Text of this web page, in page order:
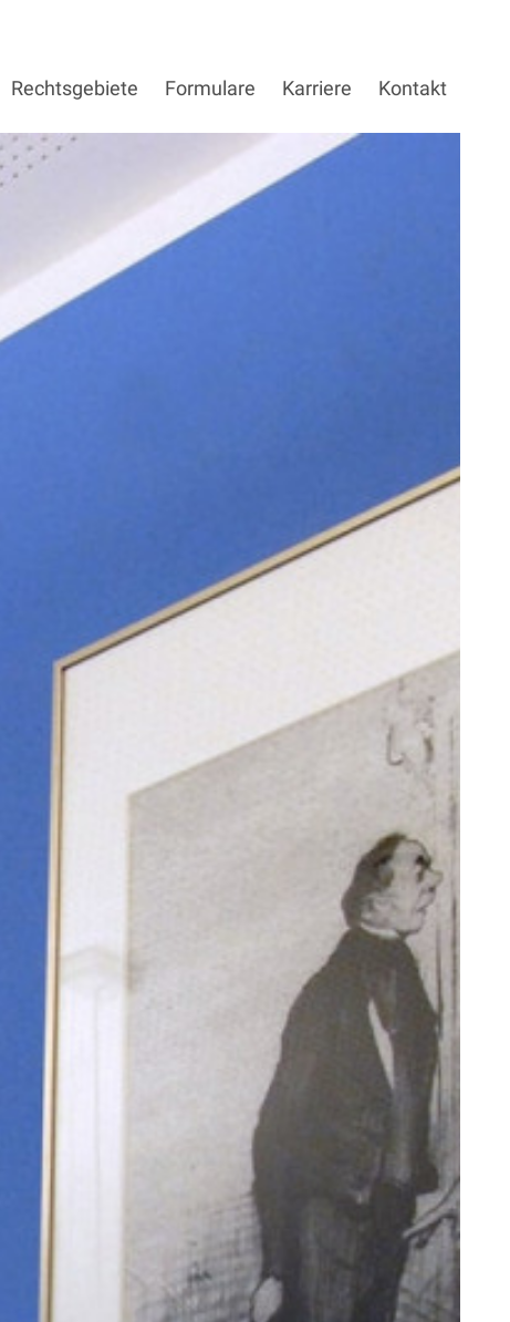
Rechtsgebiete Formulare Karriere Kontakt